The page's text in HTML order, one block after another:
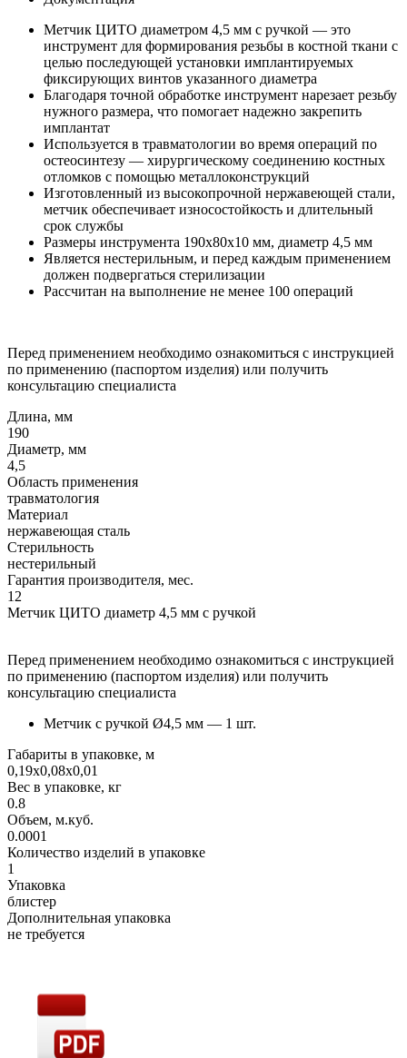
Метчик ЦИТО диаметром 4,5 мм с ручкой — это
инструмент для формирования резьбы в костной ткани с
целью последующей установки имплантируемых
фиксирующих винтов указанного диаметра
Благодаря точной обработке инструмент нарезает резьбу
нужного размера, что помогает надежно закрепить
имплантат
Используется в травматологии во время операций по
остеосинтезу — хирургическому соединению костных
отломков с помощью металлоконструкций
Изготовленный из высокопрочной нержавеющей стали,
метчик обеспечивает износостойкость и длительный
срок службы
Размеры инструмента 190x80x10 мм, диаметр 4,5 мм
Является нестерильным, и перед каждым применением
должен подвергаться стерилизации
Рассчитан на выполнение не менее 100 операций
Перед применением необходимо ознакомиться с инструкцией
по применению (паспортом изделия) или получить
консультацию специалиста
Длина, мм
190
Диаметр, мм
4,5
Область применения
травматология
Материал
нержавеющая сталь
Стерильность
нестерильный
Гарантия производителя, мес.
12
Метчик ЦИТО диаметр 4,5 мм с ручкой
Перед применением необходимо ознакомиться с инструкцией
по применению (паспортом изделия) или получить
консультацию специалиста
Метчик с ручкой Ø4,5 мм — 1 шт.
Габариты в упаковке, м
0,19х0,08х0,01
Вес в упаковке, кг
0.8
Объем, м.куб.
0.0001
Количество изделий в упаковке
1
Упаковка
блистер
Дополнительная упаковка
не требуется